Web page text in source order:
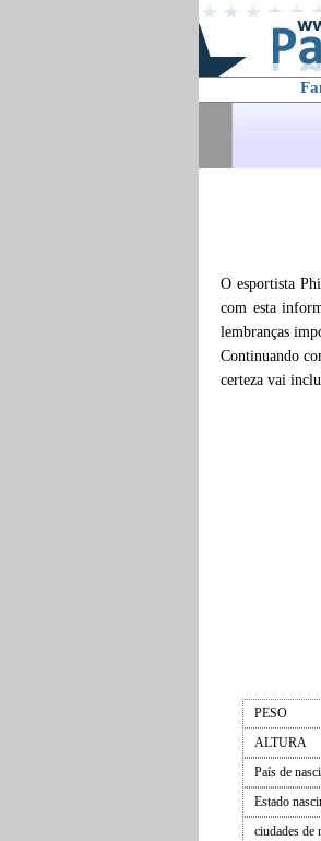
O esportista
com esta
lembranças
Continuando
certeza vai
PESO
ALTURA
País de
Estado
ciudades de